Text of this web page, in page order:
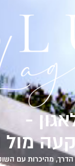
-
מול
הדרך, מהיכרות עם